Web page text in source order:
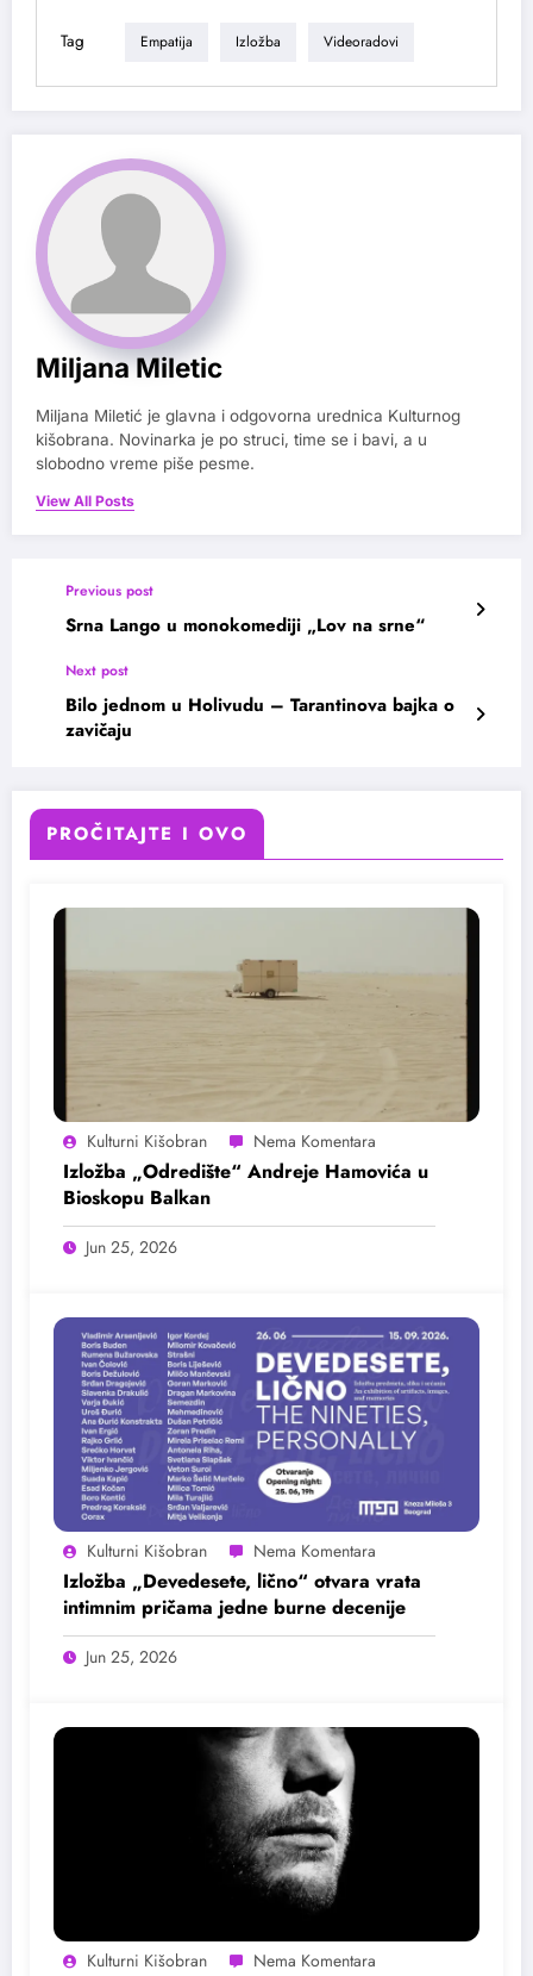
Tag Empatija Izložba Videoradovi
Miljana Miletic
Miljana Miletić je glavna i odgovorna urednica Kulturnog
kišobrana. Novinarka je po struci, time se i bavi, a u
slobodno vreme piše pesme.
View All Posts
Previous post
Srna Lango u monokomediji „Lov na srne“
Next post
Bilo jednom u Holivudu – Tarantinova bajka o
zavičaju
PROČITAJTE I OVO
Kulturni Kišobran
Izložba „Odredište“ Andreje Hamovića u
Bioskopu Balkan
Jun 25, 2026
Kulturni Kišobran
Izložba „Devedesete, lično“ otvara vrata
intimnim pričama jedne burne decenije
Jun 25, 2026
Kulturni Kišobran